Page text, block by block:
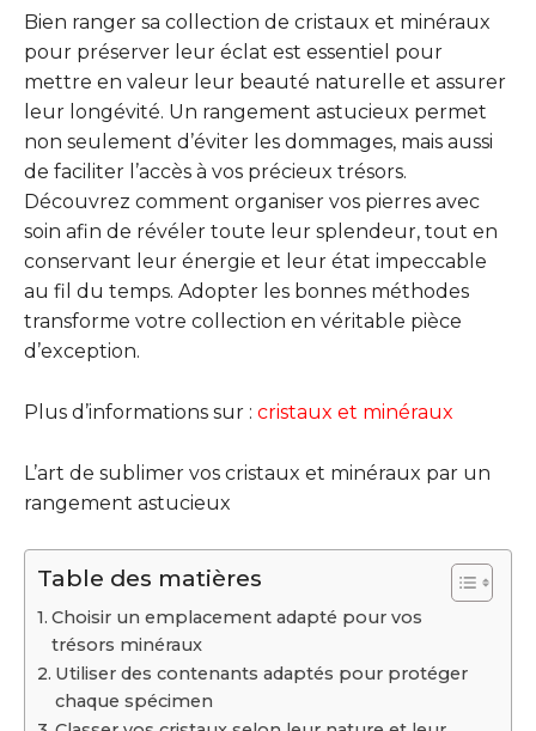
Bien ranger sa collection de cristaux et minéraux
pour préserver leur éclat est essentiel pour
mettre en valeur leur beauté naturelle et assurer
leur longévité. Un rangement astucieux permet
non seulement d’éviter les dommages, mais aussi
de faciliter l’accès à vos précieux trésors.
Découvrez comment organiser vos pierres avec
soin afin de révéler toute leur splendeur, tout en
conservant leur énergie et leur état impeccable
au fil du temps. Adopter les bonnes méthodes
transforme votre collection en véritable pièce
d’exception.
Plus d’informations sur : cristaux et minéraux
L’art de sublimer vos cristaux et minéraux par un
rangement astucieux
Table des matières
Choisir un emplacement adapté pour vos
trésors minéraux
Utiliser des contenants adaptés pour protéger
chaque spécimen